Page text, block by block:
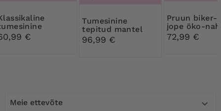
biker-
jope
€
Tumesinine
tepitud mantel
ruudulise voodriga
96,99 €
Pruun biker-stiilis
jope öko-
72,99 €
Meie ettevõte 